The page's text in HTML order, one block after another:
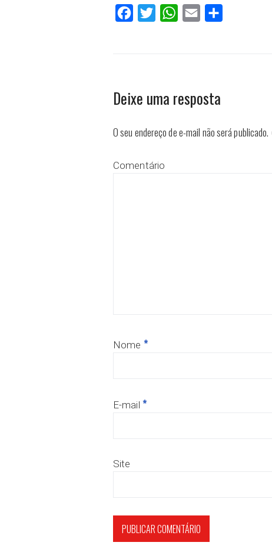
FacebookTwitter WhatsAppEmail
Deixe uma resposta
O seu endereço de e-mail não será publicado.
Comentário
Nome *
E-mail *
Site